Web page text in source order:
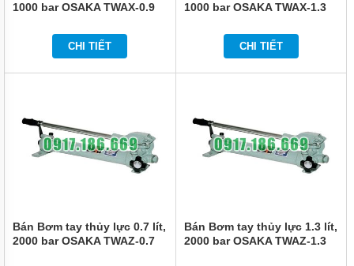
1000 bar OSAKA TWAX-0.9
CHI TIẾT
1000 bar OSAKA TWAX-1.3
CHI TIẾT
Bán Bơm tay thủy lực 0.7 lít,
2000 bar OSAKA TWAZ-0.7
Bán Bơm tay thủy lực 1.3 lít,
2000 bar OSAKA TWAZ-1.3